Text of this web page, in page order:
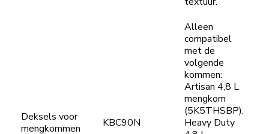
Deksels voor
mengkommen
KBC90N
Alleen
compatibel
met de
volgende
kommen:
Artisan 4,8 L
mengkom
(5K5THSBP),
Heavy Duty